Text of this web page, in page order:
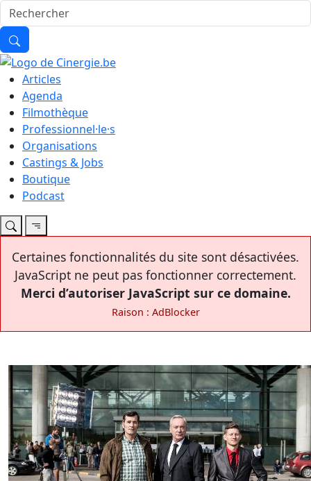
Articles
Agenda
Filmothèque
Professionnel·le·s
Organisations
Castings & Jobs
Boutique
Podcast
Certaines fonctionnalités du site sont désactivées.
JavaScript ne peut pas fonctionner correctement.
Merci d’autoriser JavaScript sur ce domaine.
Raison : AdBlocker